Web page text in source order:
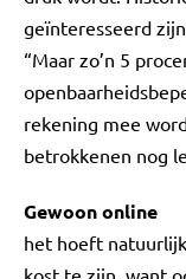
geïnteresseerd
“Maar zo’n 5
rekening mee
betrokkenen nog
Gewoon online
het hoeft
kost te zijn, want